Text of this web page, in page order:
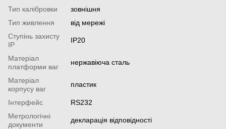
Тип калібровки
зовнішня
Тип живлення
від мережі
Ступінь захисту
IP
ІР20
Матеріал
платформи ваг
нержавіюча сталь
Матеріал
корпусу ваг
пластик
Інтерфейс
RS232
Метрологічні
документи
декларація відповідності